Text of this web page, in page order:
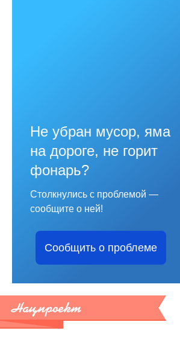
Не убран мусор, яма
на дороге, не горит
фонарь?
Столкнулись с проблемой —
сообщите о ней!
Сообщить о проблеме
Нацпроект